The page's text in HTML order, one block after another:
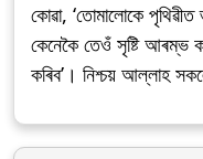
কোৱা, ‘তোমালোকে
কেনেকৈ তেওঁ সৃষ্টি আৰম্ভ
কৰিব’। নিশ্চয় আল্লাহ